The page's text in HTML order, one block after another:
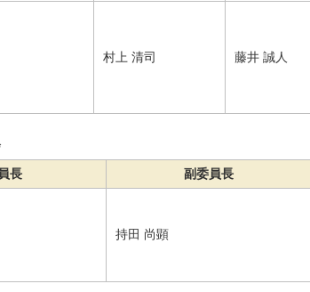
村上 清司 藤井 誠人
長
副委員長
持田 尚顕